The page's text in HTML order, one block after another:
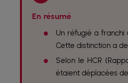
En résumé
Un réfugié a
Cette distinction a
Selon le HCR
étaient déplacées